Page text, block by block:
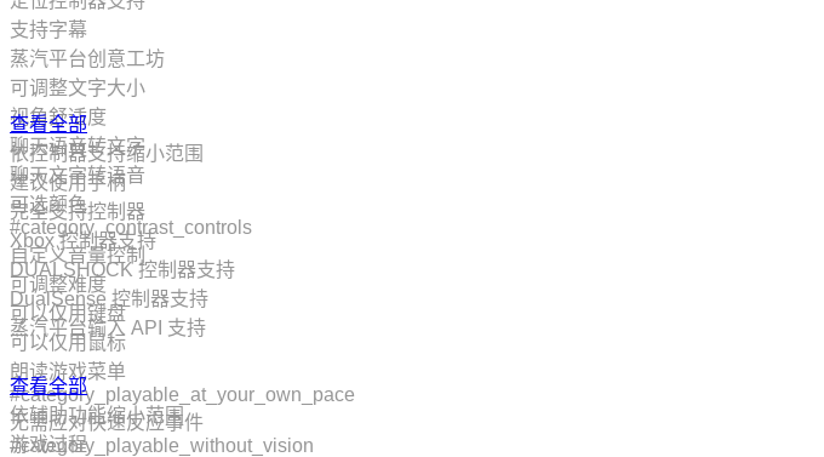
体育
大型多人在线
第三人称
选择取向
复古
俯视
阖家
射击
女性主角
黑暗
玩家对战
拟真
竞速
悬疑
线性
多结局
支持字幕
蒸汽平台创意工坊
可调整文字大小
视角舒适度
聊天语音转文字
聊天文字转语音
可选颜色
#category_contrast_controls
自定义音量控制
可调整难度
可以仅用键盘
可以仅用鼠标
朗读游戏菜单
#category_playable_at_your_own_pace
无需应对快速反应事件
#category_playable_without_vision
查看全部
依控制器支持缩小范围
建议使用手柄
完全支持控制器
Xbox 控制器支持
DUALSHOCK 控制器支持
DualSense 控制器支持
蒸汽平台输入 API 支持
查看全部
依辅助功能缩小范围
游戏过程